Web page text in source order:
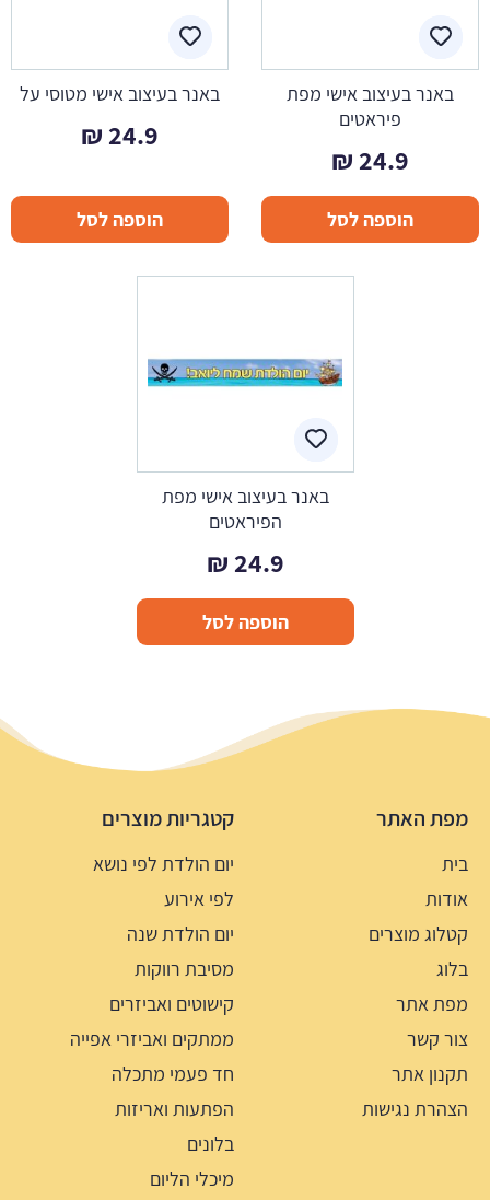
באנר בעיצוב אישי מפת
פיראטים
24.9
₪
הוספה לסל
באנר בעיצוב אישי מטוסי על
24.9
₪
הוספה לסל
באנר בעיצוב אישי מפת
הפיראטים
24.9
₪
הוספה לסל
מפת האתר
בית
אודות
קטלוג מוצרים
בלוג
מפת אתר
צור קשר
תקנון אתר
הצהרת נגישות
קטגריות מוצרים
יום הולדת לפי נושא
לפי אירוע
יום הולדת שנה
מסיבת רווקות
קישוטים ואביזרים
ממתקים ואביזרי אפייה
חד פעמי מתכלה
הפתעות ואריזות
בלונים
מיכלי הליום